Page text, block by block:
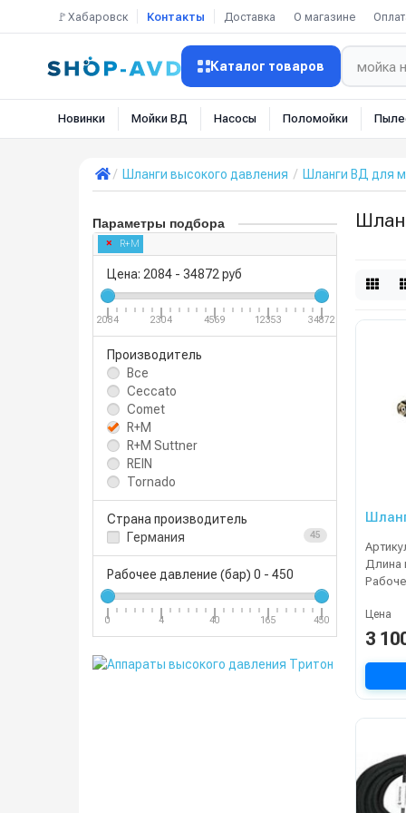
🚩Хабаровск Контакты Доставка О магазине
Каталог товаров
Новинки Мойки ВД Насосы Поломойки
Шланги высокого давления Шланги ВД для
Параметры подбора
R+M
Цена: 2084 - 34872 руб
2084 2304 4569 12353 34872
Производитель
Все
Ceccato
Comet
R+M
R+M Suttner
REIN
Tornado
Страна производитель
Германия
45
Рабочее давление (бар) 0 - 450
0 4 40 165 450
Длина
Цена
3